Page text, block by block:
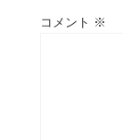
コメント ※